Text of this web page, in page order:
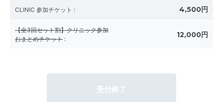
CLINIC 参加チケット : 4,500円
【全3回セット割】クリニック参加
おまとめチケット : 12,000円
受付終了